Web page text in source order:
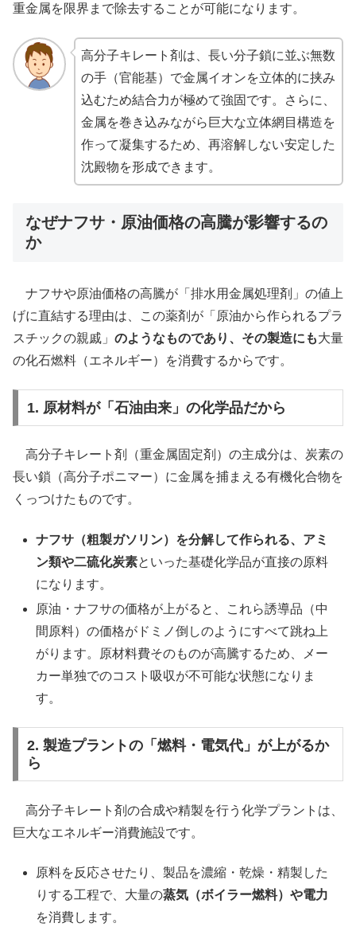
重金属を限界まで除去することが可能になります。
高分子キレート剤は、長い分子鎖に並ぶ無数
の手（官能基）で金属イオンを立体的に挟み
込むため結合力が極めて強固です。さらに、
金属を巻き込みながら巨大な立体網目構造を
作って凝集するため、再溶解しない安定した
沈殿物を形成できます。
なぜナフサ・原油価格の高騰が影響するの
か
ナフサや原油価格の高騰が「排水用金属処理剤」の値上
げに直結する理由は、この薬剤が「原油から作られるプラ
スチックの親戚」 のようなものであり、その製造にも大量
の化石燃料（エネルギー）を消費するからです。
1. 原材料が「石油由来」の化学品だから
高分子キレート剤（重金属固定剤）の主成分は、炭素の
長い鎖（高分子ポニマー）に金属を捕まえる有機化合物を
くっつけたものです。
ナフサ（粗製ガソリン）を分解して作られる、アミ
ン類や二硫化炭素といった基礎化学品が直接の原料
になります。
原油・ナフサの価格が上がると、これら誘導品（中
間原料）の価格がドミノ倒しのようにすべて跳ね上
がります。原材料費そのものが高騰するため、メー
カー単独でのコスト吸収が不可能な状態になりま
す。
2. 製造プラントの「燃料・電気代」が上がるか
ら
高分子キレート剤の合成や精製を行う化学プラントは、
巨大なエネルギー消費施設です。
原料を反応させたり、製品を濃縮・乾燥・精製した
りする工程で、大量の蒸気（ボイラー燃料）や電力
を消費します。